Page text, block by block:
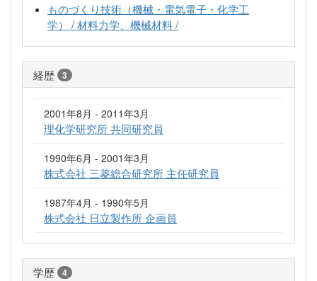
ものづくり技術（機械・電気電子・化学工
学） / 材料力学、機械材料 /
経歴 3
2001年8月 - 2011年3月
理化学研究所 共同研究員
1990年6月 - 2001年3月
株式会社 三菱総合研究所 主任研究員
1987年4月 - 1990年5月
株式会社 日立製作所 企画員
学歴 4